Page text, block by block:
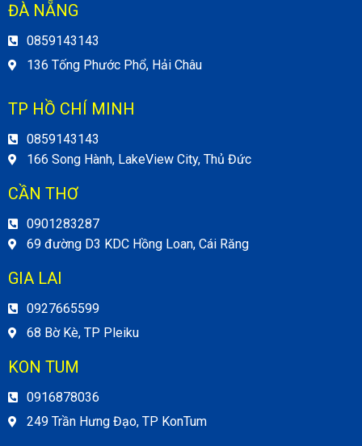
ĐÀ NẴNG
0859143143
136 Tống Phước Phổ, Hải Châu
TP HỒ CHÍ MINH
0859143143
166 Song Hành, LakeView City, Thủ Đức
CẦN THƠ
0901283287
69 đường D3 KDC Hồng Loan, Cái Răng
GIA LAI
0927665599
68 Bờ Kè, TP Pleiku
KON TUM
0916878036
249 Trần Hưng Đạo, TP KonTum